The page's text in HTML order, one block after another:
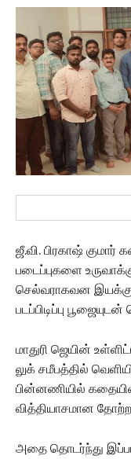
ஜீ.வி. பிரகாஷ்
படைப்புகளை
செல்வராகவன
படப்பிடிப்பு
மாதுரி ஜெயின்
லுக் சமீபத்தில்
பின்னணியில்
வித்தியாசமான
அதை தொடர்ந்து